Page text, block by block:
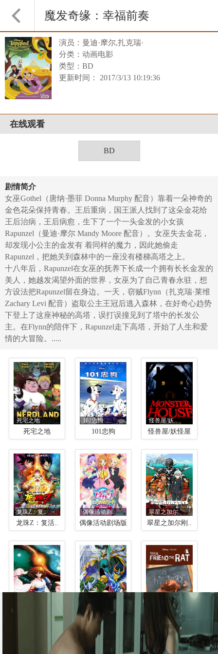
魔发奇缘：幸福前奏
演员：曼迪·摩尔,扎克瑞·
分类：动画电影
类型：BD
更新时间： 2017/3/13 10:19:36
在线观看
BD
剧情简介
女巫Gothel（唐纳·墨菲 Donna Murphy 配音）靠着一朵神奇的
金色花朵保持青春。王后重病，国王派人找到了这朵金花给
王后治病，王后病愈，生下了一个一头金发的小女孩
Rapunzel（曼迪·摩尔 Mandy Moore 配音）。女巫失去金花，
却发现小公主的金发有 着同样的魔力，因此她偷走
Rapunzel，把她关到森林中的一座没有楼梯高塔之上。
十八年后，Rapunzel在女巫的抚养下长成一个拥有长长金发的
美人，她越发渴望外面的世界，女巫为了自己青春永驻，想
方设法把Rapunzel留在身边。一天，窃贼Flynn（扎克瑞·莱维
Zachary Levi 配音）盗取公主王冠后逃入森林，在好奇心趋势
下登上了这座神秘的高塔，误打误撞见到了塔中的长发公
主。在Flynn的陪伴下，Rapunzel走下高塔，开始了人生和爱
情的大冒险。.....
死宅之地
死宅之地
101忠狗
101忠狗
怪兽屋/妖..
怪兽屋/妖怪屋
龙珠Z：复..
龙珠Z：复活..
偶像活动剧..
偶像活动剧场版
翠星之加尔..
翠星之加尔刚..
空之境界终章..
圣斗士星矢..
圣斗士星矢剧..
你的老鼠朋..
你的老鼠朋友..